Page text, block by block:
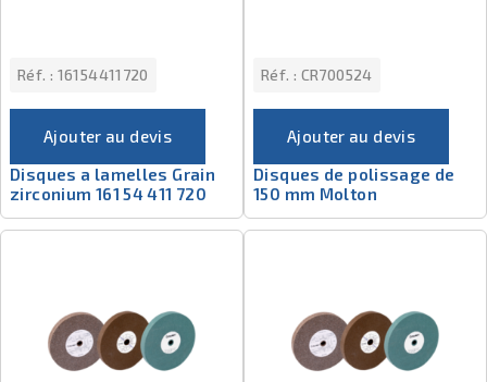
Réf. : 16154411720
Ajouter au devis
Disques a lamelles Grain
zirconium 161 54 411 720
Réf. : CR700524
Ajouter au devis
Disques de polissage de
150 mm Molton